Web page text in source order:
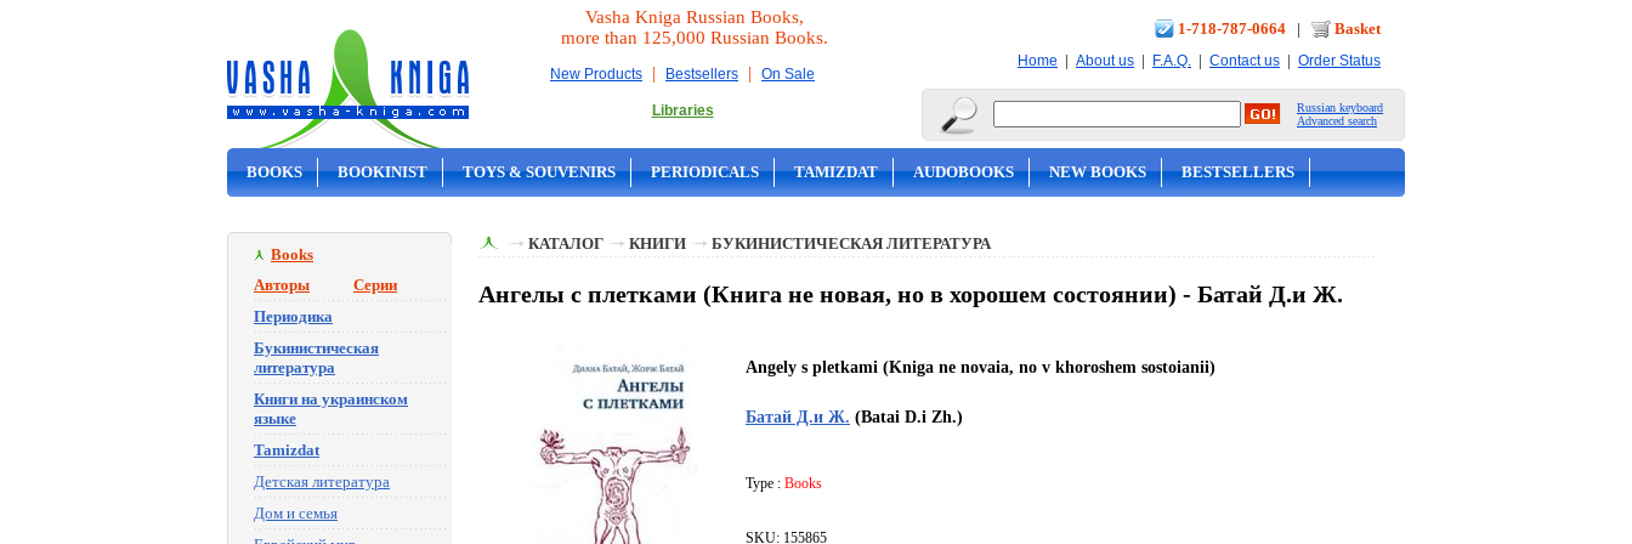
Vasha Kniga Russian Books,
more than 125,000 Russian Books.
New Products | Bestsellers | On Sale
Libraries
1-718-787-0664 | Basket
Home | About us | F.A.Q. | Contact us | Order Status
Russian keyboard
Advanced search
BOOKS BOOKINIST TOYS & SOUVENIRS PERIODICALS TAMIZDAT AUDOBOOKS NEW BOOKS BESTSELLERS
Books
Авторы
Серии
Периодика
Букинистическая
литература
Книги на украинском
языке
Tamizdat
Детская литература
Дом и семья
КАТАЛОГ КНИГИ БУКИНИСТИЧЕСКАЯ ЛИТЕРАТУРА
Ангелы с плетками (Книга не новая, но в хорошем состоянии) - Батай Д.и Ж.
Angely s pletkami (Kniga ne novaia, no v khoroshem sostoianii)
Батай Д.и Ж. (Batai D.i Zh.)
Type : Books
SKU: 155865